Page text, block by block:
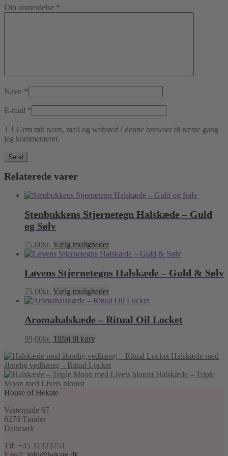
Din anmeldelse *
Navn *
E-mail *
Gem mit navn, mail og websted i denne browser til næste gang
jeg kommenterer.
Relaterede varer
Stenbukkens Stjernetegn Halskæde – Guld
og Sølv
75,00kr. Vælg mulighederDette
vare
flere
varianter.
Mulighederne
kan
på
varesiden
Løvens Stjernetegns Halskæde – Guld & Sølv
75,00kr. Vælg mulighederDette
vare
flere
varianter.
vælges
på
varesiden
Aromahalskæde – Ritual Oil Locket
99,00kr. Tilføj til kurv
Halskæde med
åbnelig vedhæng – Ritual Locket
Halskæde – Triple
Moon med Livets blomst
House of Hekate
Vestergade 67
6270 Tønder
Danmark
Tlf: +45 31323751